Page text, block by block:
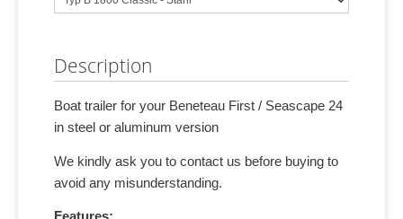
Description
Boat trailer for your Beneteau First / Seascape 24
in steel or aluminum version
We kindly ask you to contact us before buying to
avoid any misunderstanding.
Features: